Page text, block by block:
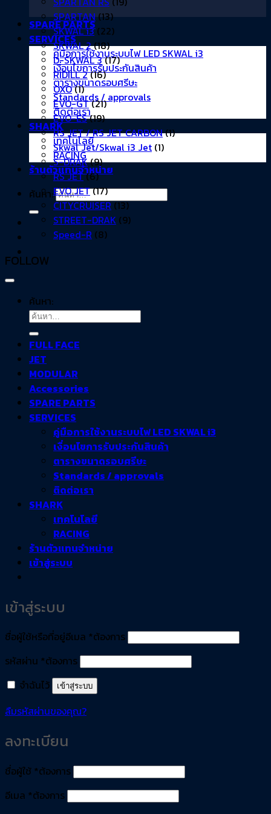
SPARE PARTS
SERVICES
คู่มือการใช้งานระบบไฟ LED SKWAL i3
เงื่อนไขการรับประกันสินค้า
ตารางขนาดรอบศรีษะ
Standards / approvals
ติดต่อเรา
SHARK
เทคโนโลยี
RACING
ร้านตัวแทนจำหน่าย
ค้นหา:
SPARTAN (13)
SKWAL i3 (22)
SKWAL 2(18)
D-SKWAL 3(17)
RIDILL 2(16)
OXO(1)
EVO-GT(21)
EVO-ES(19)
RS JET / RS JET CARBON(1)
Skwal Jet/Skwal i3 Jet (1)
S-DRAK(9)
RS JET(6)
EVO JET(17)
CITYCRUISER(13)
STREET-DRAK (9)
Speed-R (8)
FOLLOW
ค้นหา:
FULL FACE
JET
MODULAR
Accessories
SPARE PARTS
SERVICES
คู่มือการใช้งานระบบไฟ LED SKWAL i3
เงื่อนไขการรับประกันสินค้า
ตารางขนาดรอบศรีษะ
Standards / approvals
ติดต่อเรา
SHARK
เทคโนโลยี
RACING
ร้านตัวแทนจำหน่าย
เข้าสู่ระบบ
เข้าสู่ระบบ
ชื่อผู้ใช้หรือที่อยู่อีเมล *ต้องการ
รหัสผ่าน *ต้องการ
จำฉันไว้
เข้าสู่ระบบ
ลืมรหัสผ่านของคุณ?
ลงทะเบียน
ชื่อผู้ใช้ *ต้องการ
อีเมล *ต้องการ